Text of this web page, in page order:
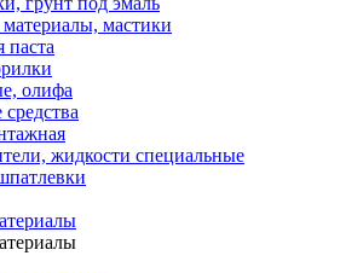
мастики
паста
олифа
жидкости специальные